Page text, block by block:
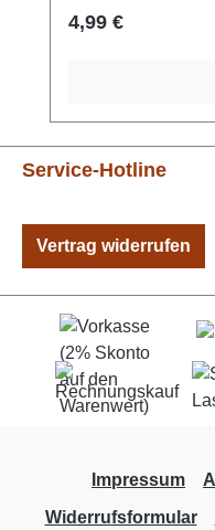
Abschließend
Hersteller:
Jahre Leim und Farben nicht enthalten
geeignet! Enthält
scharfes Messer
Regulärer Preis:
4,99 €
Service-Hotline
Vertrag widerrufen
Impressum
Widerrufsformular